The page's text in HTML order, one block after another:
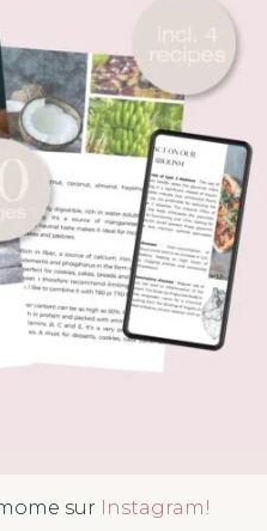
sur Instagram!